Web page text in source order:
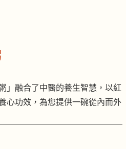
」融合了中醫的養生智慧，以紅
心功效，為您提供一碗從內而外